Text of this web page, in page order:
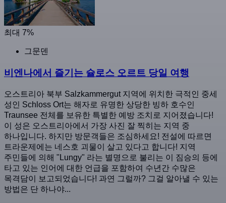
최대 7%
그문덴
비엔나에서 즐기는 슐로스 오르트 당일 여행
오스트리아 북부 Salzkammergut 지역에 위치한 극적인 중세
성인 Schloss Ort는 해자로 유명한 상당한 빙하 호수인
Traunsee 전체를 보유한 특별한 예방 조치로 지어졌습니다!
이 성은 오스트리아에서 가장 사진 잘 찍히는 지역 중
하나입니다. 하지만 방문객들은 조심하세요! 전설에 따르면
트라운제에는 네스호 괴물이 살고 있다고 합니다! 지역
주민들에 의해 "Lungy" 라는 별명으로 불리는 이 짐승의 등에
타고 있는 인어에 대한 언급을 포함하여 수년간 수많은
목격담이 보고되었습니다! 과연 그럴까? 그걸 알아낼 수 있는
방법은 단 하나야...